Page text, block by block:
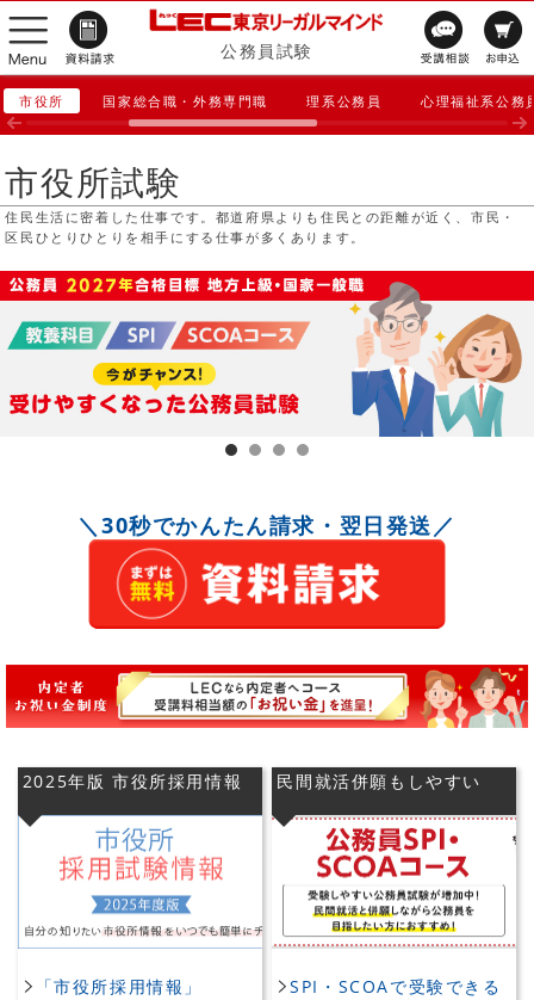
公務員試験
市役所 国家総合職・外務専門職 理系公務員 心理福祉系公務
市役所試験
住民生活に密着した仕事です。都道府県よりも住民との距離が近く、市民・
区民ひとりひとりを相手にする仕事が多くあります。
＼30秒でかんたん請求・翌日発送／
2025年版 市役所採用情報
「市役所採用情報」
民間就活併願もしやすい
SPI・SCOAで受験できる